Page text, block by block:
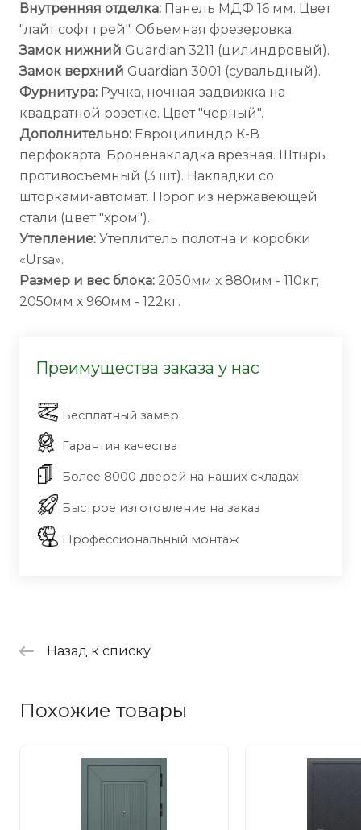
Внутренняя отделка: Панель МДФ 16 мм. Цвет
"лайт софт грей". Объемная фрезеровка.
Замок нижний Guardian 3211 (цилиндровый).
Замок верхний Guardian 3001 (сувальдный).
Фурнитура: Ручка, ночная задвижка на
квадратной розетке. Цвет "черный".
Дополнительно: Евроцилиндр К-В
перфокарта. Броненакладка врезная. Штырь
противосъемный (3 шт). Накладки со
шторками-автомат. Порог из нержавеющей
стали (цвет "хром").
Утепление: Утеплитель полотна и коробки
«Ursa».
Размер и вес блока: 2050мм х 880мм - 110кг;
2050мм х 960мм - 122кг.
Преимущества заказа у нас
Бесплатный замер
Гарантия качества
Более 8000 дверей на наших складах
Быстрое изготовление на заказ
Профессиональный монтаж
Назад к списку
Похожие товары